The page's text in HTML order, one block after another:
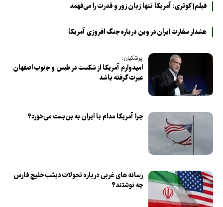
فیلم| کوثری: آمریکا تنها زبان زور و قدرت را می‌فهمد
هشدار سفارت ایران در وین درباره جنگ افروزی آمریکا
پزشکیان؛
امیدوارم آمریکا از شکست در طبس و جنوب اصفهان
عبرت گرفته باشد
چرا آمریکا مدام با ایران به بن‌بست می‌خورد؟
رسانه های غربی درباره تحولات دیشب خلیج فارس
چه نوشتند؟